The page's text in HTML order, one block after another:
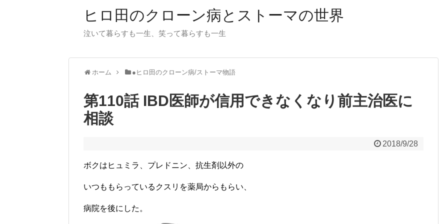
ヒロ田のクローン病とストーマの世界
泣いて暮らすも一生、笑って暮らすも一生
ホーム ●ヒロ田のクローン病/ストーマ物語
第110話 IBD医師が信用できなくなり前主治医に
相談
2018/9/28
ボクはヒュミラ、プレドニン、抗生剤以外の
いつももらっているクスリを薬局からもらい、
病院を後にした。